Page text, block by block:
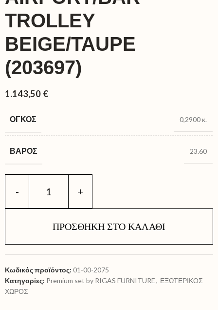
TROLLEY
BEIGE/TAUPE
(203697)
1.143,50 €
ΌΓΚΟΣ 0,2900 κ.
ΒΆΡΟΣ 23.60
ΠΡΟΣΘΉΚΗ ΣΤΟ ΚΑΛΆΘΙ
Κωδικός προϊόντος: 01-00-2075
Κατηγορίες: Premium set by RIGAS FURNITURE, ΕΞΩΤΕΡΙΚΟΣ
ΧΩΡΟΣ